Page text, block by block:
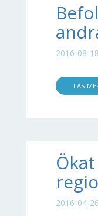
2016-08-18
LÄS
2016-04-26